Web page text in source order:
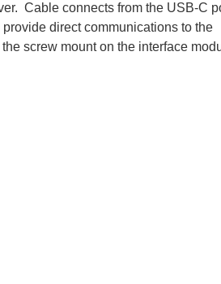
Cable connects from the USB-C
direct communications to the
screw mount on the interface